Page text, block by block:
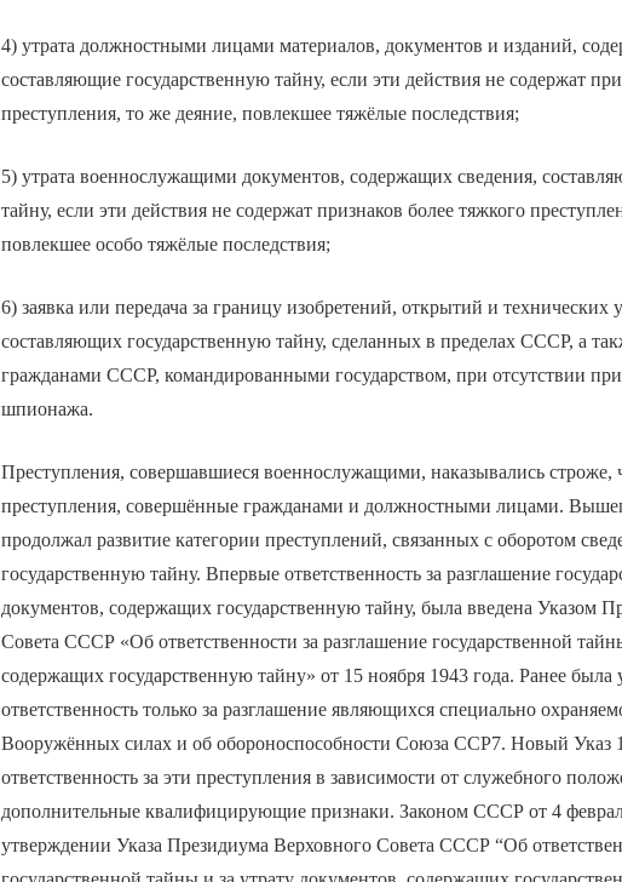
4) утрата должностными лицами материалов, документов и изданий,
составляющие государственную тайну, если эти действия не содержат
преступления, то же деяние, повлекшее тяжёлые последствия;
5) утрата военнослужащими документов, содержащих сведения,
тайну, если эти действия не содержат признаков более тяжкого
повлекшее особо тяжёлые последствия;
6) заявка или передача за границу изобретений, открытий и технических
составляющих государственную тайну, сделанных в пределах СССР, а
гражданами СССР, командированными государством, при отсутствии
шпионажа.
Преступления, совершавшиеся военнослужащими, наказывались строже,
преступления, совершённые гражданами и должностными лицами.
продолжал развитие категории преступлений, связанных с оборотом
государственную тайну. Впервые ответственность за разглашение
документов, содержащих государственную тайну, была введена Указом
Совета СССР «Об ответственности за разглашение государственной
содержащих государственную тайну» от 15 ноября 1943 года. Ранее была
ответственность только за разглашение являющихся специально
Вооружённых силах и об обороноспособности Союза ССР7. Новый Указ
ответственность за эти преступления в зависимости от служебного
дополнительные квалифицирующие признаки. Законом СССР от 4
утверждении Указа Президиума Верховного Совета СССР “Об